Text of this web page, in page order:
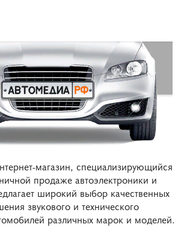
магазин, специализирующийся
продаже автоэлектроники и
широкий выбор качественных
звукового и технического
различных марок и моделей.